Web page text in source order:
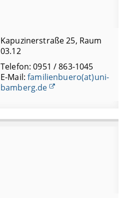
Kapuzinerstraße 25, Raum
03.12
Telefon: 0951 / 863-1045
E-Mail:familienbuero(at)uni-
bamberg.de